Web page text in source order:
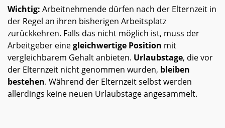
Wichtig: Arbeitnehmende dürfen nach der Elternzeit in
der Regel an ihren bisherigen Arbeitsplatz
zurückkehren. Falls das nicht möglich ist, muss der
Arbeitgeber einegleichwertige Position mit
vergleichbarem Gehalt anbieten. Urlaubstage, die vor
der Elternzeit nicht genommen wurden, bleiben
bestehen. Während der Elternzeit selbst werden
allerdings keine neuen Urlaubstage angesammelt.